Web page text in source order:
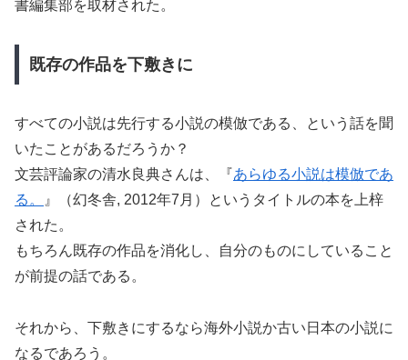
書編集部を取材された。
既存の作品を下敷きに
すべての小説は先行する小説の模倣である、という話を聞
いたことがあるだろうか？
文芸評論家の清水良典さんは、『あらゆる小説は模倣であ
る。
』（幻冬舎, 2012年7月）というタイトルの本を上梓
された。
もちろん既存の作品を消化し、自分のものにしていること
が前提の話である。
それから、下敷きにするなら海外小説か古い日本の小説に
なるであろう。